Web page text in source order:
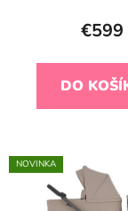
€599
DO
NOVINKA